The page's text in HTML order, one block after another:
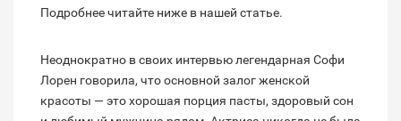
Подробнее читайте ниже в нашей статье.
Неоднократно в своих интервью легендарная Софи
Лорен говорила, что основной залог женской
красоты — это хорошая порция пасты, здоровый сон